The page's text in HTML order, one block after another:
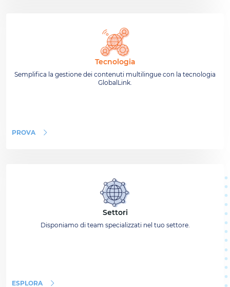
Tecnologia
Semplifica la gestione dei contenuti multilingue con la tecnologia
GlobalLink.
PROVA
Settori
Disponiamo di team specializzati nel tuo settore.
ESPLORA